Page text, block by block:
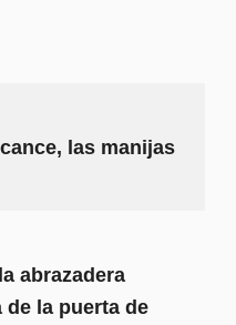
las manijas
abrazadera
la puerta de